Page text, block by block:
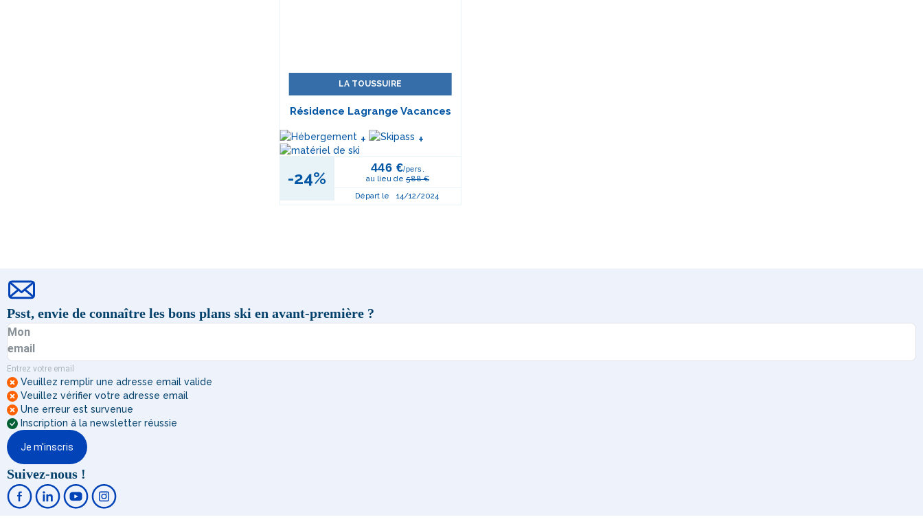
LA TOUSSUIRE
Résidence Lagrange Vacances
+ +
-24%
446 €/pers.
au lieu de 588 €
Départ le
14/12/2024
Psst, envie de connaître les bons plans ski en avant-première ?
Mon
email
Entrez votre email
Veuillez remplir une adresse email valide
Veuillez vérifier votre adresse email
Une erreur est survenue
Inscription à la newsletter réussie
Je m'inscris
Suivez-nous !